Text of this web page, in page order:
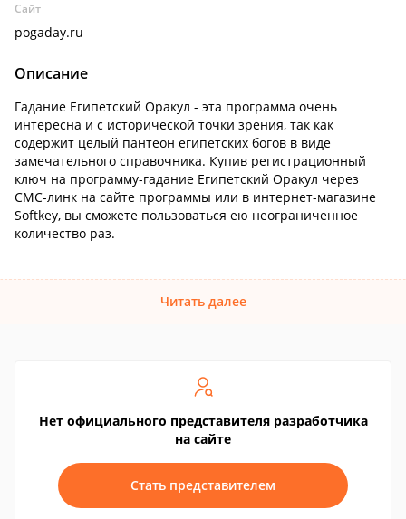
Сайт
pogaday.ru
Описание
Гадание Египетский Оракул - эта программа очень
интересна и с исторической точки зрения, так как
содержит целый пантеон египетских богов в виде
замечательного справочника. Купив регистрационный
ключ на программу-гадание Египетский Оракул через
СМС-линк на сайте программы или в интернет-магазине
Softkey, вы сможете пользоваться ею неограниченное
количество раз.
Читать далее
Нет официального представителя разработчика
на сайте
Стать представителем